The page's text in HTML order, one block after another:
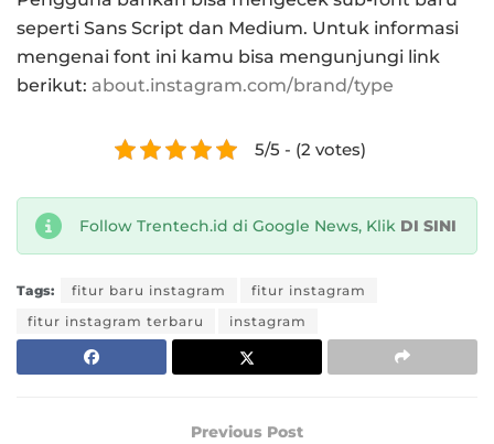
seperti Sans Script dan Medium. Untuk informasi
mengenai font ini kamu bisa mengunjungi link
berikut: about.instagram.com/brand/type
5/5 - (2 votes)
Follow Trentech.id di Google News, Klik DI SINI
Tags: fitur baru instagram
fitur instagram
fitur instagram terbaru
instagram
Previous Post